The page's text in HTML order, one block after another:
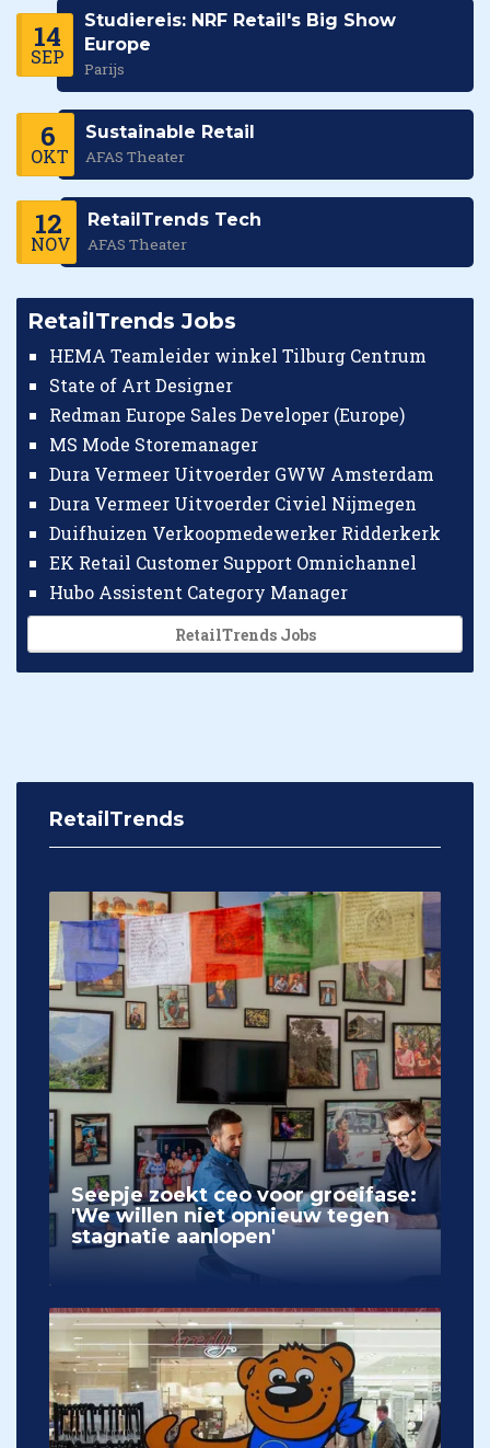
14
SEP
Studiereis: NRF Retail's Big Show
Europe
Parijs
6
OKT
Sustainable Retail
AFAS Theater
12
NOV
RetailTrends Tech
AFAS Theater
RetailTrends Jobs
HEMA Teamleider winkel Tilburg Centrum
State of Art Designer
Redman Europe Sales Developer (Europe)
MS Mode Storemanager
Dura Vermeer Uitvoerder GWW Amsterdam
Dura Vermeer Uitvoerder Civiel Nijmegen
Duifhuizen Verkoopmedewerker Ridderkerk
EK Retail Customer Support Omnichannel
Hubo Assistent Category Manager
RetailTrends Jobs
RetailTrends
Seepje zoekt ceo voor groeifase:
'We willen niet opnieuw tegen
stagnatie aanlopen'